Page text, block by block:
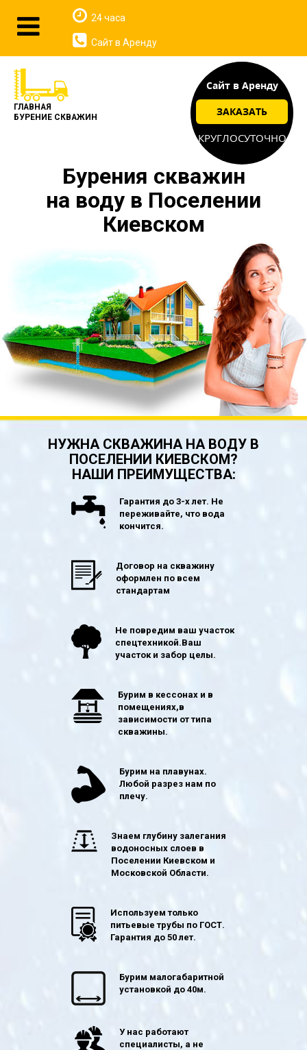
ГЛАВНАЯ
БУРЕНИЕ СКВАЖИН
Бурения скважин
на воду в Поселении
Киевском
Сайт в Аренду
ЗАКАЗАТЬ
КРУГЛОСУТОЧНО
24 часа
Сайт в Аренду
НУЖНА СКВАЖИНА НА ВОДУ В
ПОСЕЛЕНИИ КИЕВСКОМ?
НАШИ ПРЕИМУЩЕСТВА:
Гарантия до 3-х лет. Не
переживайте, что вода
кончится.
Договор на скважину
оформлен по всем
стандартам
Не повредим ваш участок
спецтехникой.Ваш
участок и забор целы.
Бурим в кессонах и в
помещениях,в
зависимости от типа
скважины.
Бурим на плавунах.
Любой разрез нам по
плечу.
Знаем глубину залегания
водоносных слоев в
Поселении Киевском и
Московской Области.
Используем только
питьевые трубы по ГОСТ.
Гарантия до 50 лет.
Бурим малогабаритной
установкой до 40м.
У нас работают
специалисты, а не